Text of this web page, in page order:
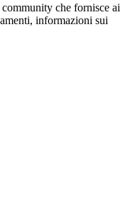
che fornisce ai
informazioni sui